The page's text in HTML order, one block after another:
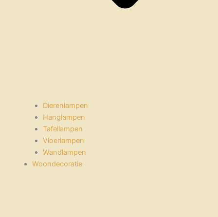
Dierenlampen
Hanglampen
Tafellampen
Vloerlampen
Wandlampen
Woondecoratie